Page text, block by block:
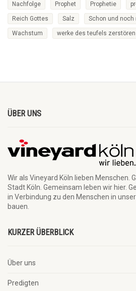
Nachfolge Prophet Prophetie
Reich Gottes Salz Schon und noch
Wachstum werke des teufels zerstören
ÜBER UNS
Wir als Vineyard Köln lieben Menschen.
Stadt Köln. Gemeinsam leben wir hier.
in Verbindung zu den Menschen in
bauen.
KURZER ÜBERBLICK
Über uns
Predigten